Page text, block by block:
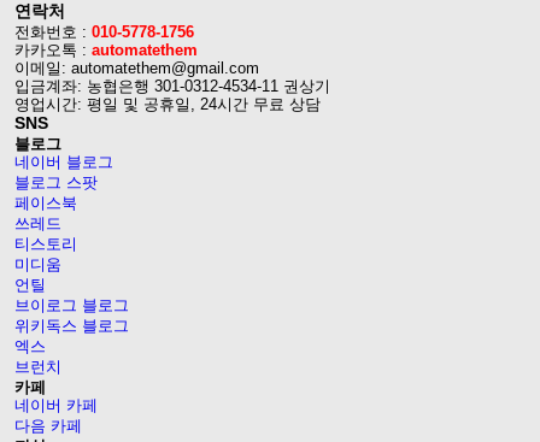
연락처
전화번호 : 010-5778-1756
카카오톡 : automatethem
이메일: automatethem@gmail.com
입금계좌: 농협은행 301-0312-4534-11 권상기
영업시간: 평일 및 공휴일, 24시간 무료 상담
SNS
블로그
네이버 블로그
블로그 스팟
페이스북
쓰레드
티스토리
미디움
언틸
브이로그 블로그
위키독스 블로그
엑스
브런치
카페
네이버 카페
다음 카페